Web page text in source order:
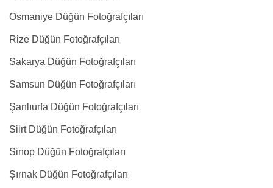
Osmaniye Düğün Fotoğrafçıları
Rize Düğün Fotoğrafçıları
Sakarya Düğün Fotoğrafçıları
Samsun Düğün Fotoğrafçıları
Şanlıurfa Düğün Fotoğrafçıları
Siirt Düğün Fotoğrafçıları
Sinop Düğün Fotoğrafçıları
Şırnak Düğün Fotoğrafçıları